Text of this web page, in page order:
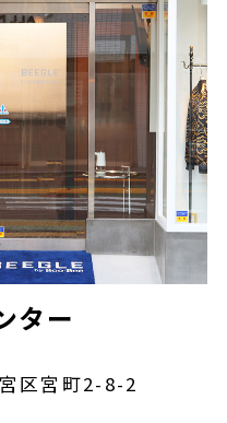
ター
区宮町2-8-2